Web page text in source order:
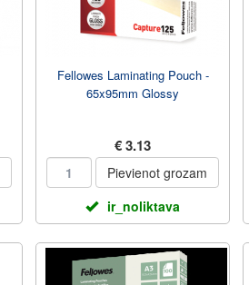
Fellowes Laminating Pouch -
65x95mm Glossy
€ 3.13
Pievienot grozam
ir_noliktava